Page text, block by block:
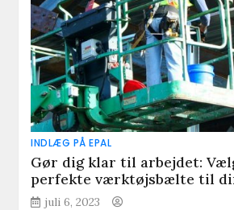
INDLÆG PÅ EPAL
Gør dig klar til arbejdet:
perfekte værktøjsbælte til
juli 6, 2023